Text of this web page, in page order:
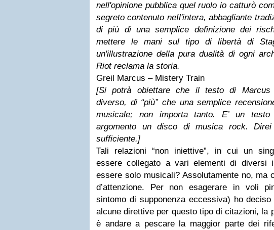
nell'opinione pubblica quel ruolo io catturò
segreto contenuto neIl'intera, abbagliante
di più di una semplice definizione dei
mettere le mani sul tipo di libertà di
un'illustrazione della pura dualità di ogni
Riot reclama la storia.
Greil Marcus – Mistery Train
[Si potrà obiettare che il testo di
diverso, di “più” che una semplice
musicale; non importa tanto. E’ un
argomento un disco di musica rock.
sufficiente.]
Tali relazioni “non iniettive”, in cui un
essere collegato a vari elementi di diversi
essere solo musicali? Assolutamente no, ma
d’attenzione.
Per non esagerare in voli
sintomo di supponenza eccessiva) ho
alcune direttive per questo tipo di citazioni, la
è andare a pescare la maggior parte dei